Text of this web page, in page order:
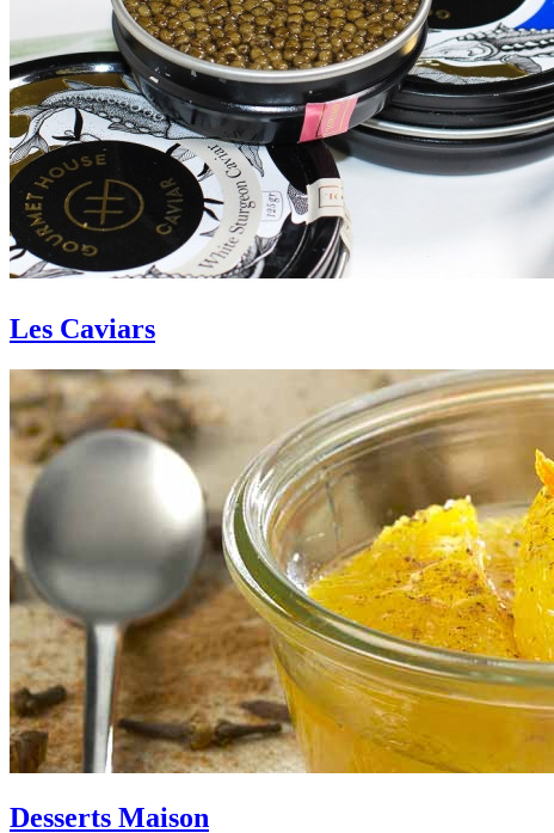
Les Caviars
Desserts Maison